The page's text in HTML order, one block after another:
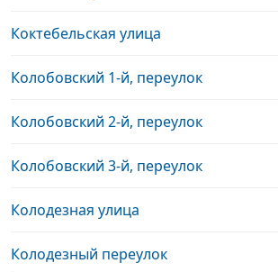
Коктебельская улица
Колобовский 1-й, переулок
Колобовский 2-й, переулок
Колобовский 3-й, переулок
Колодезная улица
Колодезный переулок